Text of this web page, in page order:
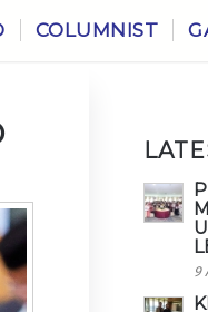
COLUMNIST
9